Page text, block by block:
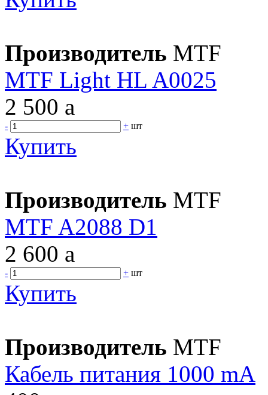
Производитель MTF
MTF Light HL A0025
2 500 a
- + шт
Купить
Производитель MTF
MTF A2088 D1
2 600 a
- + шт
Купить
Производитель MTF
Кабель питания 1000 mA